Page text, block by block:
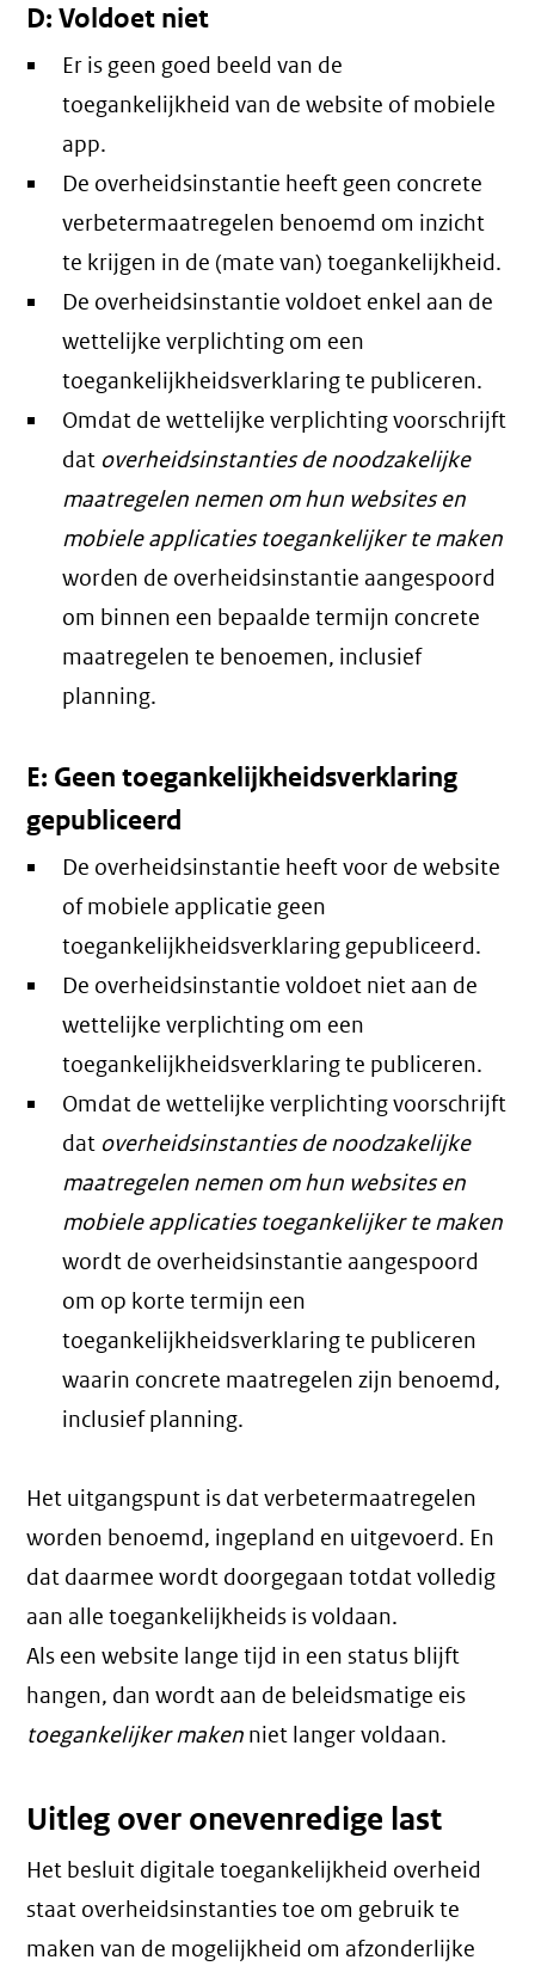
D: Voldoet niet
Er is geen goed beeld van de
toegankelijkheid van de website of mobiele
app.
De overheidsinstantie heeft geen concrete
verbetermaatregelen benoemd om inzicht
te krijgen in de (mate van) toegankelijkheid.
De overheidsinstantie voldoet enkel aan de
wettelijke verplichting om een
toegankelijkheidsverklaring te publiceren.
Omdat de wettelijke verplichting voorschrijft
dat overheidsinstanties de noodzakelijke
maatregelen nemen om hun websites en
mobiele applicaties toegankelijker te maken
worden de overheidsinstantie aangespoord
om binnen een bepaalde termijn concrete
maatregelen te benoemen, inclusief
planning.
E: Geen toegankelijkheidsverklaring
gepubliceerd
De overheidsinstantie heeft voor de website
of mobiele applicatie geen
toegankelijkheidsverklaring gepubliceerd.
De overheidsinstantie voldoet niet aan de
wettelijke verplichting om een
toegankelijkheidsverklaring te publiceren.
Omdat de wettelijke verplichting voorschrijft
dat overheidsinstanties de noodzakelijke
maatregelen nemen om hun websites en
mobiele applicaties toegankelijker te maken
wordt de overheidsinstantie aangespoord
om op korte termijn een
toegankelijkheidsverklaring te publiceren
waarin concrete maatregelen zijn benoemd,
inclusief planning.
Het uitgangspunt is dat verbetermaatregelen
worden benoemd, ingepland en uitgevoerd. En
dat daarmee wordt doorgegaan totdat volledig
aan alle toegankelijkheids is voldaan.
Als een website lange tijd in een status blijft
hangen, dan wordt aan de beleidsmatige eis
toegankelijker maken niet langer voldaan.
Uitleg over onevenredige last
Het besluit digitale toegankelijkheid overheid
staat overheidsinstanties toe om gebruik te
maken van de mogelijkheid om afzonderlijke